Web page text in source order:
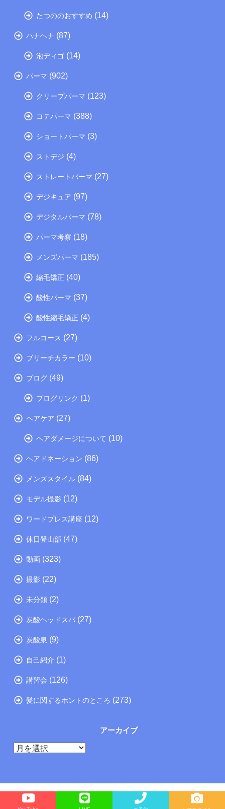
たつののおすすめ (14)
ハナヘナ (87)
泡ディゴ (14)
パーマ (902)
クリープパーマ (123)
コテパーマ (388)
ショートパーマ (3)
ストデジ (4)
ストレートパーマ (27)
デジキュア (97)
デジタルパーマ (78)
パーマ考察 (18)
メンズパーマ (185)
縮毛矯正 (40)
酸性パーマ (37)
酸性縮毛矯正 (4)
フルコース (27)
ブリーチカラー (10)
ブログ (49)
ブログリンク (1)
ヘアケア (27)
ヘアダメージについて (10)
ヘアドネーション (86)
メンズスタイル (84)
モデル撮影 (12)
ワードプレス講座 (12)
休日登山部 (47)
動画 (323)
撮影 (22)
未分類 (2)
炭酸ヘッドスパ (27)
炭酸泉 (9)
自己紹介 (1)
講習会 (126)
髪に関するホントのところ (273)
アーカイブ
ア
ブ
Copyright©
たつの市の美容院メーカー講師が教えるぺったんこ髪の解決方法ブログ, 2026 All